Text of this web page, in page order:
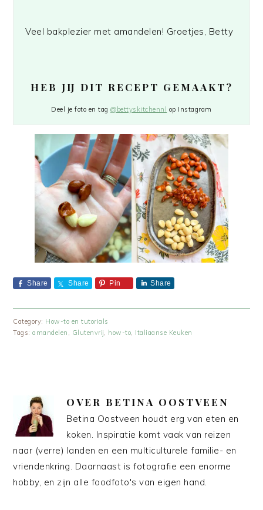
Veel bakplezier met amandelen! Groetjes, Betty
HEB JIJ DIT RECEPT GEMAAKT?
Deel je foto en tag@bettyskitchennl op Instagram
Share Share Pin Share
Category: How-to en tutorials
Tags:amandelen , Glutenvrij, how-to, Italiaanse Keuken
OVER BETINA OOSTVEEN
Betina Oostveen houdt erg van eten en
koken. Inspiratie komt vaak van reizen
naar (verre) landen en een multiculturele familie- en
vriendenkring. Daarnaast is fotografie een enorme
hobby, en zijn alle foodfoto's van eigen hand.